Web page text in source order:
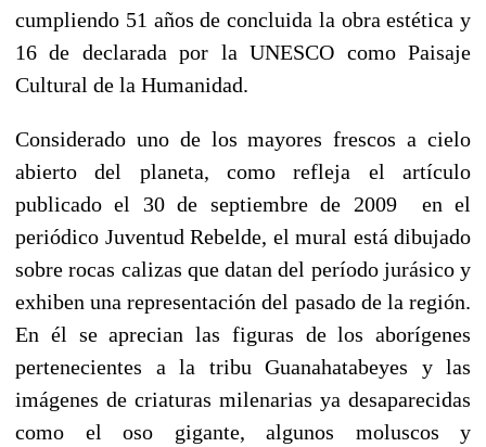
cumpliendo 51 años de concluida la obra estética y
16 de declarada por la UNESCO como Paisaje
Cultural de la Humanidad.
Considerado uno de los mayores frescos a cielo
abierto del planeta, como refleja el artículo
publicado el 30 de septiembre de 2009 en el
periódico Juventud Rebelde, el mural está dibujado
sobre rocas calizas que datan del período jurásico y
exhiben una representación del pasado de la región.
En él se aprecian las figuras de los aborígenes
pertenecientes a la tribu Guanahatabeyes y las
imágenes de criaturas milenarias ya desaparecidas
como el oso gigante, algunos moluscos y